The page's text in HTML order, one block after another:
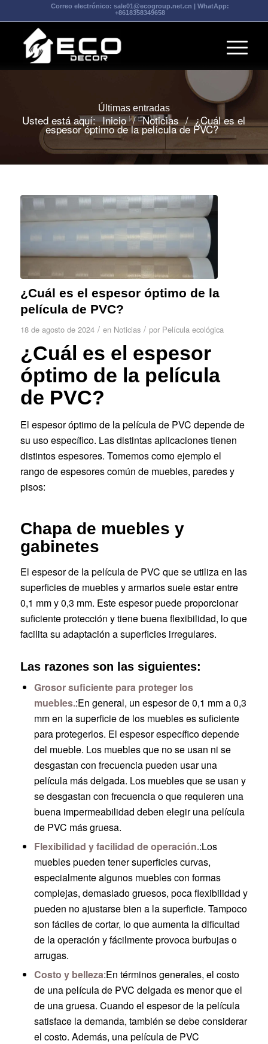
Correo electrónico: sale01@ecogroup.net.cn | WhatApp:
+8618358349658
Últimas entradas
Usted está aquí: Inicio / Noticias / ¿Cuál es el
espesor óptimo de la película de PVC?
¿Cuál es el espesor óptimo de la
película de PVC?
18 de agosto de 2024 / en Noticias / por Película ecológica
¿Cuál es el espesor
óptimo de la película
de PVC?
El espesor óptimo de la película de PVC depende de
su uso específico. Las distintas aplicaciones tienen
distintos espesores. Tomemos como ejemplo el
rango de espesores común de muebles, paredes y
pisos:
Chapa de muebles y
gabinetes
El espesor de la película de PVC que se utiliza en las
superficies de muebles y armarios suele estar entre
0,1 mm y 0,3 mm. Este espesor puede proporcionar
suficiente protección y tiene buena flexibilidad, lo que
facilita su adaptación a superficies irregulares.
Las razones son las siguientes:
Grosor suficiente para proteger los
muebles.:En general, un espesor de 0,1 mm a 0,3
mm en la superficie de los muebles es suficiente
para protegerlos. El espesor específico depende
del mueble. Los muebles que no se usan ni se
desgastan con frecuencia pueden usar una
película más delgada. Los muebles que se usan y
se desgastan con frecuencia o que requieren una
buena impermeabilidad deben elegir una película
de PVC más gruesa.
Flexibilidad y facilidad de operación.:Los
muebles pueden tener superficies curvas,
especialmente algunos muebles con formas
complejas, demasiado gruesos, poca flexibilidad y
pueden no ajustarse bien a la superficie. Tampoco
son fáciles de cortar, lo que aumenta la dificultad
de la operación y fácilmente provoca burbujas o
arrugas.
Costo y belleza:En términos generales, el costo
de una película de PVC delgada es menor que el
de una gruesa. Cuando el espesor de la película
satisface la demanda, también se debe considerar
el costo. Además, una película de PVC